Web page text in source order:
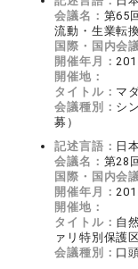
会議名： 第65
流動・生業転
国際・国内会
開催年月：
開催地：
タイトル： マ
会議種別： シ
募）
記述言語： 日
会議名： 第28
国際・国内会
開催年月：
開催地：
タイトル： 自
ァリ特別保護
会議種別： 口